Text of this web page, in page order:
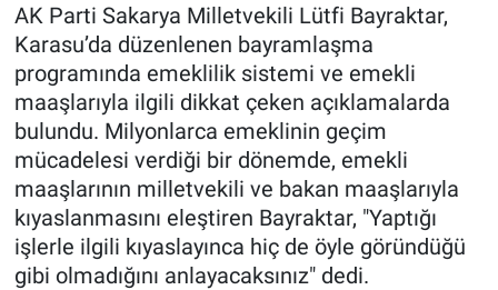
AK Parti Sakarya Milletvekili Lütfi Bayraktar,
Karasu’da düzenlenen bayramlaşma
programında emeklilik sistemi ve emekli
maaşlarıyla ilgili dikkat çeken açıklamalarda
bulundu. Milyonlarca emeklinin geçim
mücadelesi verdiği bir dönemde, emekli
maaşlarının milletvekili ve bakan maaşlarıyla
kıyaslanmasını eleştiren Bayraktar, "Yaptığı
işlerle ilgili kıyaslayınca hiç de öyle göründüğü
gibi olmadığını anlayacaksınız" dedi.